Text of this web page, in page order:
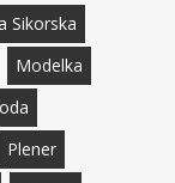
Sikorska
Modelka
Plener